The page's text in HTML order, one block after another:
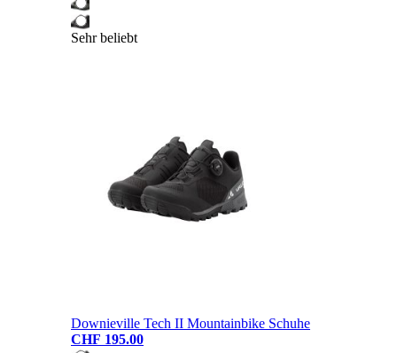
Sehr beliebt
Downieville Tech II Mountainbike Schuhe
CHF 195.00